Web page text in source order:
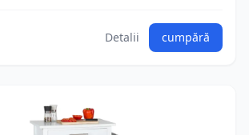
Detalii cumpără